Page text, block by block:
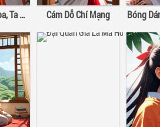
Bỏ Lại Gấm Hoa, Ta Mở Tửu Lâu Cám Dỗ Chí Mạng